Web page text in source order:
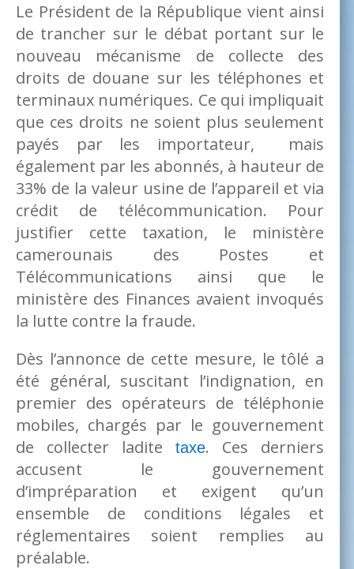
Le Président de la République vient ainsi
de trancher sur le débat portant sur le
nouveau mécanisme de collecte des
droits de douane sur les téléphones et
terminaux numériques. Ce qui impliquait
que ces droits ne soient plus seulement
payés par les importateur, mais
également par les abonnés, à hauteur de
33% de la valeur usine de l’appareil et via
crédit de télécommunication. Pour
justifier cette taxation, le ministère
camerounais des Postes et
Télécommunications ainsi que le
ministère des Finances avaient invoqués
la lutte contre la fraude.
Dès l’annonce de cette mesure, le tôlé a
été général, suscitant l’indignation, en
premier des opérateurs de téléphonie
mobiles, chargés par le gouvernement
de collecter laditetaxe. Ces derniers
accusent le gouvernement
d’impréparation et exigent qu’un
ensemble de conditions légales et
réglementaires soient remplies au
préalable.